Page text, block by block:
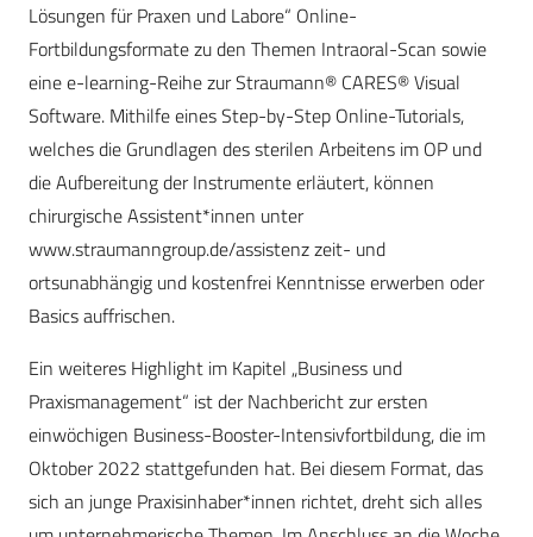
Lösungen für Praxen und Labore“ Online-
Fortbildungsformate zu den Themen Intraoral-Scan sowie
eine e-learning-Reihe zur Straumann® CARES® Visual
Software. Mithilfe eines Step-by-Step Online-Tutorials,
welches die Grundlagen des sterilen Arbeitens im OP und
die Aufbereitung der Instrumente erläutert, können
chirurgische Assistent*innen unter
www.straumanngroup.de/assistenz zeit- und
ortsunabhängig und kostenfrei Kenntnisse erwerben oder
Basics auffrischen.
Ein weiteres Highlight im Kapitel „Business und
Praxismanagement“ ist der Nachbericht zur ersten
einwöchigen Business-Booster-Intensivfortbildung, die im
Oktober 2022 stattgefunden hat. Bei diesem Format, das
sich an junge Praxisinhaber*innen richtet, dreht sich alles